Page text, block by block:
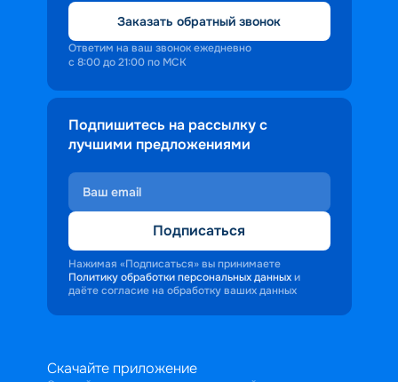
Заказать обратный звонок
Ответим на ваш звонок ежедневно
с 8:00 до 21:00 по МСК
Подпишитесь на рассылку с
лучшими предложениями
Подписаться
Нажимая «Подписаться» вы принимаете
Политику обработки персональных данных и
даёте согласие на обработку ваших данных
Скачайте приложение